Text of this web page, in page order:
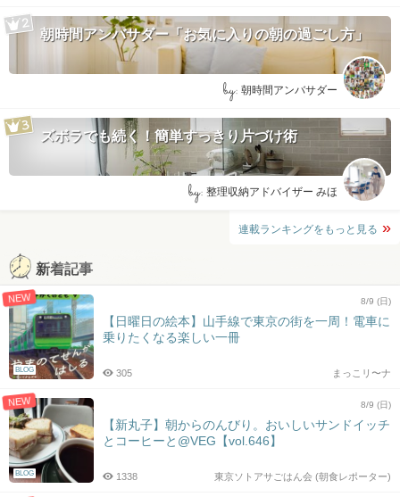
朝時間アンバサダー「お気に入りの朝の過ごし方」
by: 朝時間アンバサダー
ズボラでも続く！簡単すっきり片づけ術
by: 整理収納アドバイザー みほ
連載ランキングをもっと見る
新着記事
NEW
BLOG
8/9 (日)
【日曜日の絵本】山手線で東京の街を一周！電車に
乗りたくなる楽しい一冊
まっこリ〜ナ
305
NEW
BLOG
8/9 (日)
【新丸子】朝からのんびり。おいしいサンドイッチ
とコーヒーと@VEG【vol.646】
東京ソトアサごはん会 (朝食レポーター)
1338